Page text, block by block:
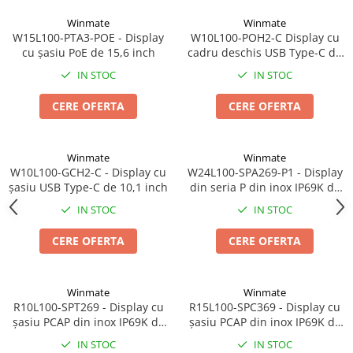
Aliniere geometrică
Aliniere hidro & termo
Termografie
Winmate
W15L100-PTA3-POE - Display
cu șasiu PoE de 15,6 inch
IN STOC
CERE OFERTA
Winmate
W10L100-POH2-C Display cu
cadru deschis USB Type-C de
IN STOC
CERE OFERTA
Winmate
W10L100-GCH2-C - Display cu
șasiu USB Type-C de 10,1 inch
IN STOC
CERE OFERTA
Winmate
W24L100-SPA269-P1 - Display
din seria P din inox IP69K de
IN STOC
CERE OFERTA
Winmate
R10L100-SPT269 - Display cu
șasiu PCAP din inox IP69K de
IN STOC
Winmate
R15L100-SPC369 - Display cu
șasiu PCAP din inox IP69K de
IN STOC